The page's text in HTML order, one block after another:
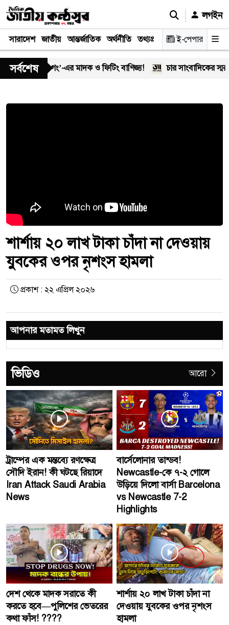
লগইন
সারাদেশ জাতীয় আন্তর্জাতিক অর্থনীতি তথ্যপ্রযুক্তি স্বাস্থ্য আইন-
ই-পেপার
সর্বশেষ
‘অসীম-গং’-এর মাদক ও ফিটিং বাণিজ্য! চার সাংবাদিকের স্মরণে
শার্শায় ২০ লাখ টাকা চাঁদা না দেওয়ায়
যুবকের ওপর নৃশংস হামলা
প্রকাশ : ২২ এপ্রিল ২০২৬
আপনার মতামত লিখুন
ভিডিও আরো
ট্রাম্পের এক মন্তব্যে রণক্ষেত্র
সৌদি ইরান! কী ঘটছে রিয়াদে
Iran Attack Saudi Arabia
News
বার্সেলোনার তান্ডব!
Newcastle-কে ৭-২ গোলে
উড়িয়ে দিলো বার্সা Barcelona
vs Newcastle 7-2
Highlights
দেশ থেকে মাদক সরাতে কী
করতে হবে—পুলিশের ভেতরের
কথা ফাঁস! ????
শার্শায় ২০ লাখ টাকা চাঁদা না
দেওয়ায় যুবকের ওপর নৃশংস
হামলা